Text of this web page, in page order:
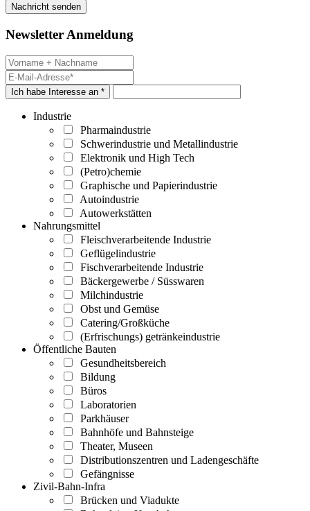
Newsletter Anmeldung
Ich habe Interesse an *
Industrie
Pharmaindustrie
Schwerindustrie und Metallindustrie
Elektronik und High Tech
(Petro)chemie
Graphische und Papierindustrie
Autoindustrie
Autowerkstätten
Nahrungsmittel
Fleischverarbeitende Industrie
Geflügelindustrie
Fischverarbeitende Industrie
Bäckergewerbe / Süsswaren
Milchindustrie
Obst und Gemüse
Catering/Großküche
(Erfrischungs) getränkeindustrie
Öffentliche Bauten
Gesundheitsbereich
Bildung
Büros
Laboratorien
Parkhäuser
Bahnhöfe und Bahnsteige
Theater, Museen
Distributionszentren und Ladengeschäfte
Gefängnisse
Zivil-Bahn-Infra
Brücken und Viadukte